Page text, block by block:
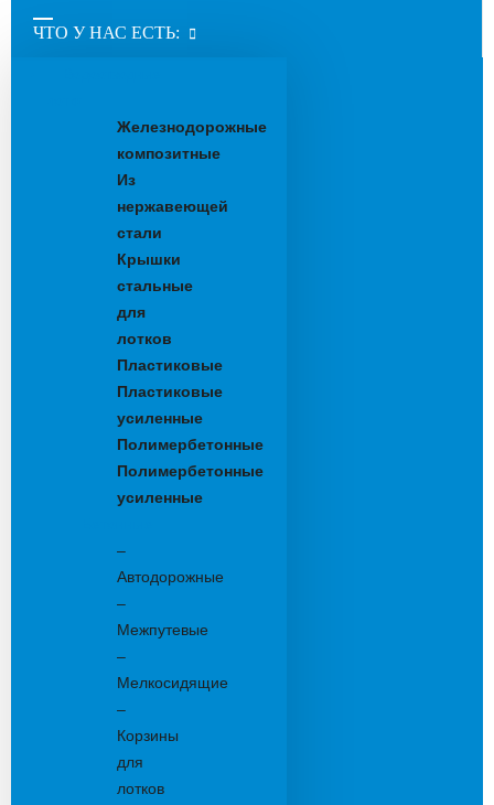
ЧТО У НАС ЕСТЬ:
Железнодорожные
композитные
Из
нержавеющей
стали
Крышки
стальные
для
лотков
Пластиковые
Пластиковые
усиленные
Полимербетонные
Полимербетонные
усиленные
–
Автодорожные
–
Межпутевые
–
Мелкосидящие
–
Корзины
для
лотков